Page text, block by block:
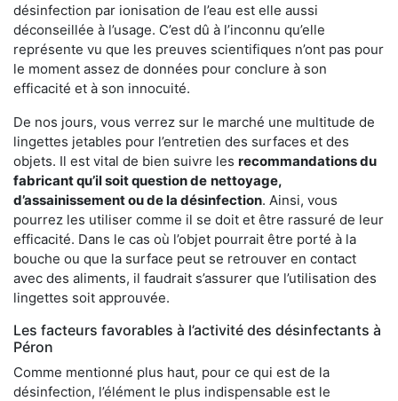
désinfection par ionisation de l’eau est elle aussi
déconseillée à l’usage. C’est dû à l’inconnu qu’elle
représente vu que les preuves scientifiques n’ont pas pour
le moment assez de données pour conclure à son
efficacité et à son innocuité.
De nos jours, vous verrez sur le marché une multitude de
lingettes jetables pour l’entretien des surfaces et des
objets. Il est vital de bien suivre les recommandations du
fabricant qu’il soit question de nettoyage,
d’assainissement ou de la désinfection. Ainsi, vous
pourrez les utiliser comme il se doit et être rassuré de leur
efficacité. Dans le cas où l’objet pourrait être porté à la
bouche ou que la surface peut se retrouver en contact
avec des aliments, il faudrait s’assurer que l’utilisation des
lingettes soit approuvée.
Les facteurs favorables à l’activité des désinfectants à
Péron
Comme mentionné plus haut, pour ce qui est de la
désinfection, l’élément le plus indispensable est le